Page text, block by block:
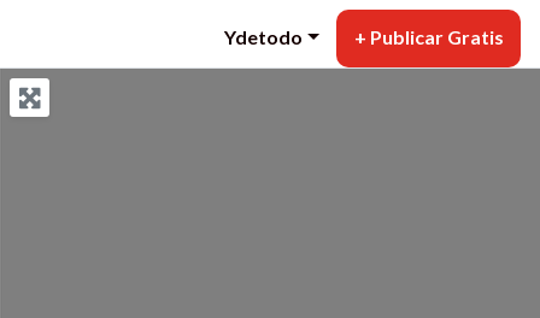
Ydetodo + Publicar Gratis